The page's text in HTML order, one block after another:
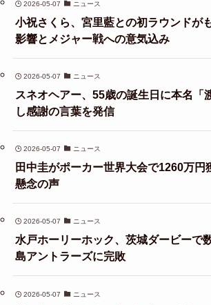
2026-05-07 ニュース
小祝さくら、宮里藍との初ラウンドが
影響とメジャー戦への意気込み
2026-05-07 ニュース
スネオヘアー、55歳の誕生日に本名「
し感謝の言葉を発信
2026-05-07 ニュース
田中圭がポーカー世界大会で1260万円
懸念の声
2026-05-07 ニュース
水戸ホーリーホック、茨城ダービーで
島アントラーズに完敗
2026-05-07 ニュース